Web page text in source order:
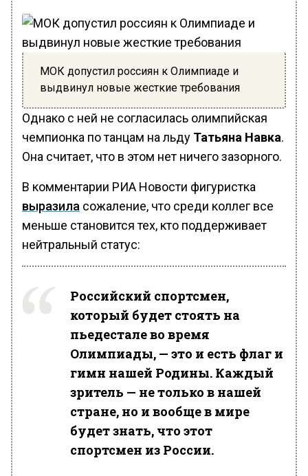
МОК допустил россиян к Олимпиаде и
выдвинул новые жесткие требования
Однако с ней не согласилась олимпийская
чемпионка по танцам на льду Татьяна Навка.
Она считает, что в этом нет ничего зазорного.
В комментарии РИА Новости фигуристка
выразила сожаление, что среди коллег все
меньше становится тех, кто поддерживает
нейтральный статус:
Российский спортсмен,
который будет стоять на
пьедестале во время
Олимпиады, — это и есть флаг и
гимн нашей Родины. Каждый
зритель — не только в нашей
стране, но и вообще в мире
будет знать, что этот
спортсмен из России.